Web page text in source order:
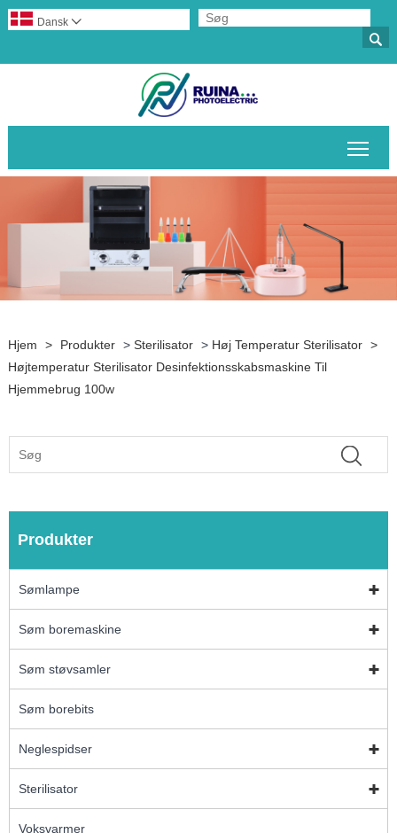

Dansk 
Hjem > Produkter > Sterilisator > Høj Temperatur Sterilisator >
Højtemperatur Sterilisator Desinfektionsskabsmaskine Til
Hjemmebrug 100w
Produkter
Sømlampe
Søm boremaskine
Søm støvsamler
Søm borebits
Neglespidser
Sterilisator
Voksvarmer